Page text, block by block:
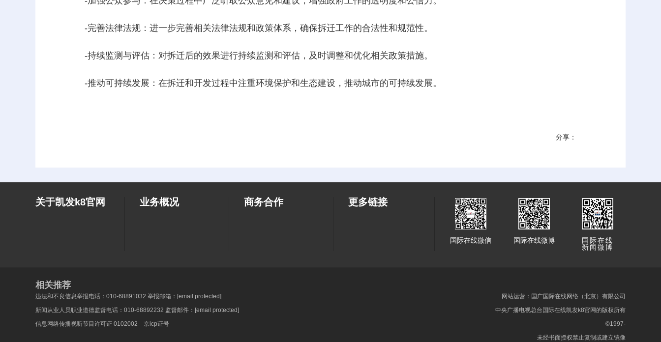
-完善法律法规：进一步完善相关法律法规和政策体系，确保拆迁工作的合法性和规范性。
-持续监测与评估：对拆迁后的效果进行持续监测和评估，及时调整和优化相关政策措施。
-推动可持续发展：在拆迁和开发过程中注重环境保护和生态建设，推动城市的可持续发展。
分享：
关于凯发k8官网 业务概况 商务合作 更多链接
国际在线
新闻微博
国际在线微博
国际在线微信
相关推荐
违法和不良信息举报电话：010-68891032 举报邮箱： [email protected]
新闻从业人员职业道德监督电话：010-68892232 监督邮件： [email protected]
信息网络传播视听节目许可证 0102002 京icp证号
网站运营：国广国际在线网络（北京）有限公司
中央广播电视总台国际在线凯发k8官网的版权所有
©1997-
未经书面授权禁止复制或建立镜像